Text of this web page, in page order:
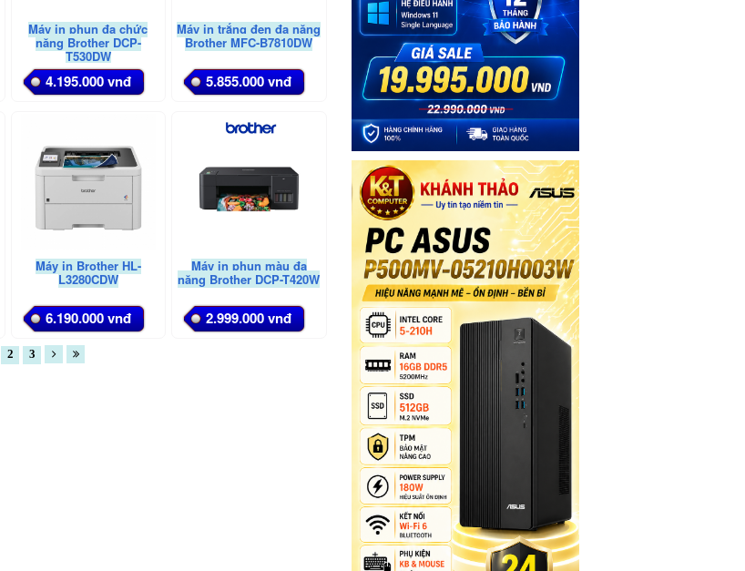
Máy in phun đa chức
năng Brother DCP-
T530DW
4.195.000 vnđ
Máy in trắng đen đa năng
Brother MFC-B7810DW
5.855.000 vnđ
Máy in Brother HL-
L3280CDW
6.190.000 vnđ
Máy in phun màu đa
năng Brother DCP-T420W
2.999.000 vnđ
2 3